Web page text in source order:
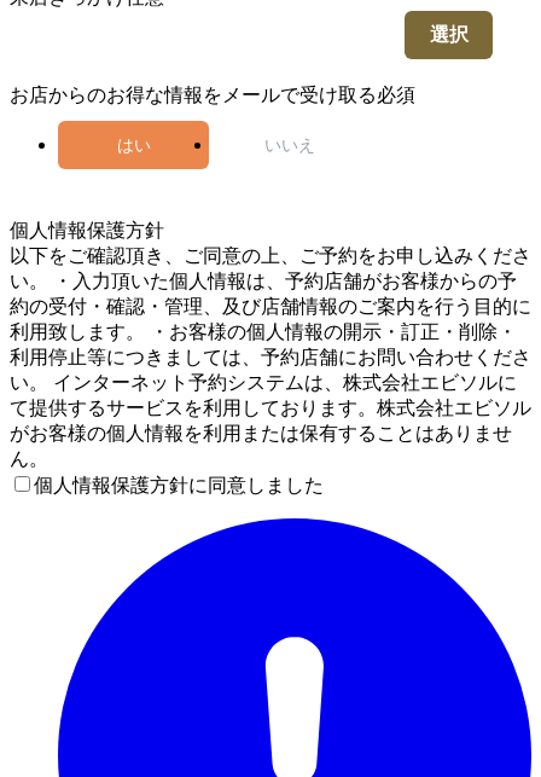
選択
お店からのお得な情報をメールで受け取る必須
はい いいえ
個人情報保護方針
以下をご確認頂き、ご同意の上、ご予約をお申し込みくださ
い。 ・入力頂いた個人情報は、予約店舗がお客様からの予
約の受付・確認・管理、及び店舗情報のご案内を行う目的に
利用致します。 ・お客様の個人情報の開示・訂正・削除・
利用停止等につきましては、予約店舗にお問い合わせくださ
い。 インターネット予約システムは、株式会社エビソルに
て提供するサービスを利用しております。株式会社エビソル
がお客様の個人情報を利用または保有することはありませ
ん。
個人情報保護方針に同意しました